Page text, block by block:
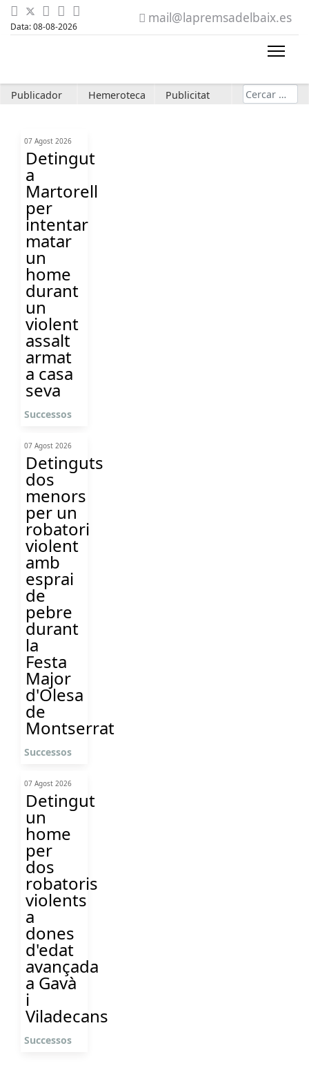
Data: 08-08-2026
mail@lapremsadelbaix.es
Publicador Hemeroteca Publicitat Cerca
07 Agost 2026
Detingut
a
Martorell
per
intentar
matar
un
home
durant
un
violent
assalt
armat
a casa
seva
Successos
07 Agost 2026
Detinguts
dos
menors
per un
robatori
violent
amb
esprai
de
pebre
durant
la
Festa
Major
d'Olesa
de
Montserrat
Successos
07 Agost 2026
Detingut
un
home
per
dos
robatoris
violents
a
dones
d'edat
avançada
a Gavà
i
Viladecans
Successos